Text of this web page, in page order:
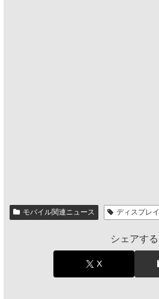
モバイル関連ニュース ディスプレイ
シェアする
X